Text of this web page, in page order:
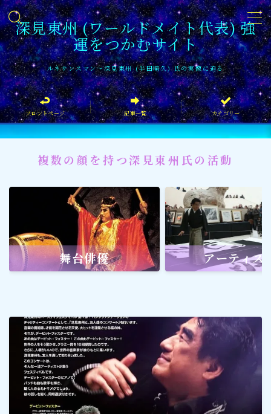
深見東州 (ワールドメイト代表) 強
運をつかむサイト
ルネサンスマン〜深見東州 (半田晴久) 氏の実像に迫る
MENU
フロントページ
記事一覧
イベント情報
企業家
文化・芸術活動
社会貢献 社会貢献
スポーツ
メディア・ネット
深見東州 (半田晴久)
フロントページ 記事一覧 カテゴリー
複数の顔を持つ深見東州氏の活動
舞台俳優 アーティス